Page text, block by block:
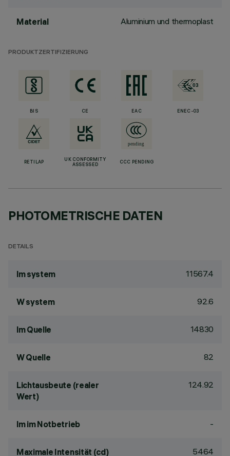
Material Aluminium und thermoplast
PRODUKTZERTIFIZIERUNG
BIS CE EAC ENEC-03
RETILAP
UK CONFORMITY
ASSESSED
CCC PENDING
PHOTOMETRISCHE DATEN
DETAILS
lm system 11567.4
W system 92.6
lm Quelle 14830
W Quelle 82
Lichtausbeute (realer
Wert)
124.92
lm im Notbetrieb -
Maximale Intensität (cd) 5464